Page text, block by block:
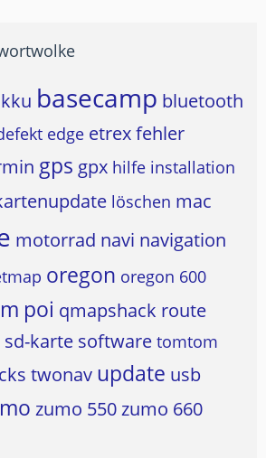
basecamp bluetooth
edge etrexfehler
gps gpx hilfe installation
löschen mac
motorrad navi navigation
oregon oregon 600
poi qmapshack route
sd-karte software tomtom
twonav update usb
zumo 550zumo 660